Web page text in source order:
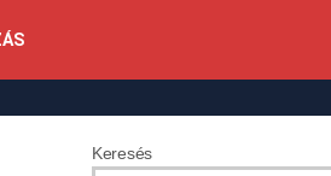
Keresés